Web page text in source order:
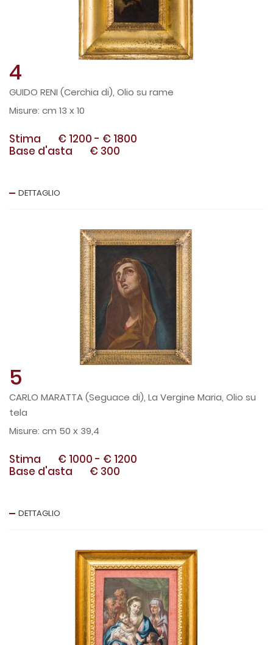
4
GUIDO RENI (Cerchia di), Olio su rame
cm 13 x 10
Stima € 1200 - € 1800
Base d'asta
€ 300
DETTAGLIO
5
CARLO MARATTA (Seguace di), La Vergine Maria, Olio su
tela
cm 50 x 39,4
Stima € 1000 - € 1200
Base d'asta
€ 300
DETTAGLIO